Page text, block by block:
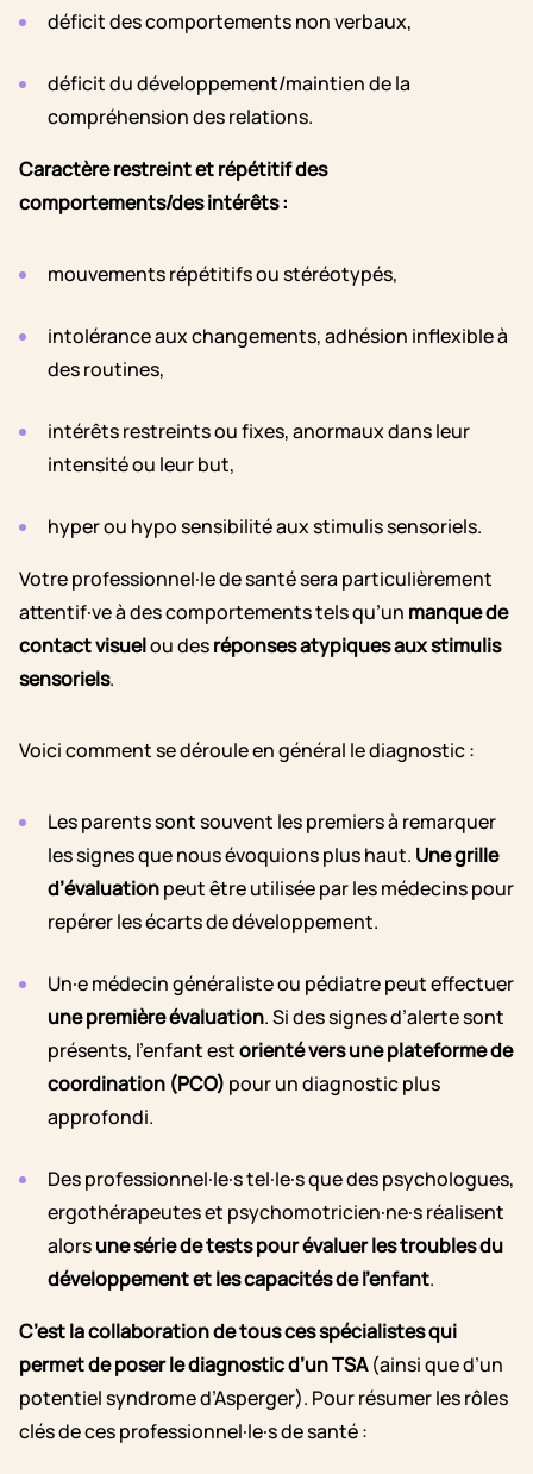
déficit des comportements non verbaux,
déficit du développement/maintien de la
compréhension des relations.
Caractère restreint et répétitif des
comportements/des intérêts :
mouvements répétitifs ou stéréotypés,
intolérance aux changements, adhésion inflexible à
des routines,
intérêts restreints ou fixes, anormaux dans leur
intensité ou leur but,
hyper ou hypo sensibilité aux stimulis sensoriels.
Votre professionnel·le de santé sera particulièrement
attentif·ve à des comportements tels qu’un manque de
contact visuelou desréponses atypiques aux stimulis
sensoriels.
Voici comment se déroule en général le diagnostic :
Les parents sont souvent les premiers à remarquer
les signes que nous évoquions plus haut. Une grille
d’évaluationpeut être utilisée par les médecins pour
repérer les écarts de développement.
Un·e médecin généraliste ou pédiatre peut effectuer
une première évaluation. Si des signes d’alerte sont
présents, l’enfant estorienté vers une plateforme de
coordination (PCO) pour un diagnostic plus
approfondi.
Des professionnel·le·s tel·le·s que des psychologues,
ergothérapeutes et psychomotricien·ne·s réalisent
alorsune série de tests pour évaluer les troubles du
développement et les capacités de l’enfant.
C’est la collaboration de tous ces spécialistesqui
permet de poser le diagnostic d’un TSA(ainsi que d’un
potentiel syndrome d’Asperger). Pour résumer les rôles
clés de ces professionnel·le·s de santé :